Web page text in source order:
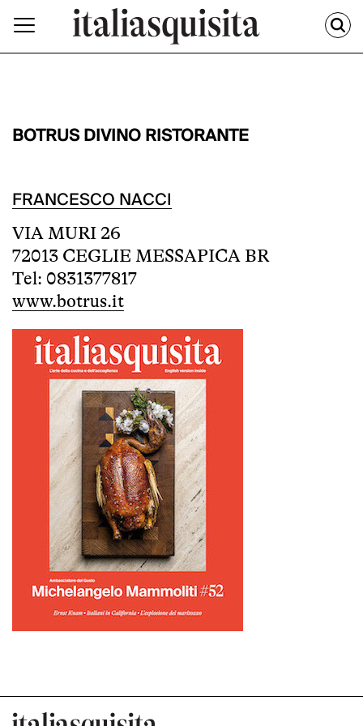
BOTRUS DIVINO RISTORANTE
FRANCESCO NACCI
VIA MURI 26
72013 CEGLIE MESSAPICA BR
Tel: 0831377817
www.botrus.it